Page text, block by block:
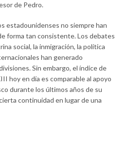
de Pedro.
estadounidenses no siempre han
forma tan consistente. Los debates
social, la inmigración, la política
han generado
Sin embargo, el índice de
hoy en día es comparable al apoyo
durante los últimos años de su
continuidad en lugar de una